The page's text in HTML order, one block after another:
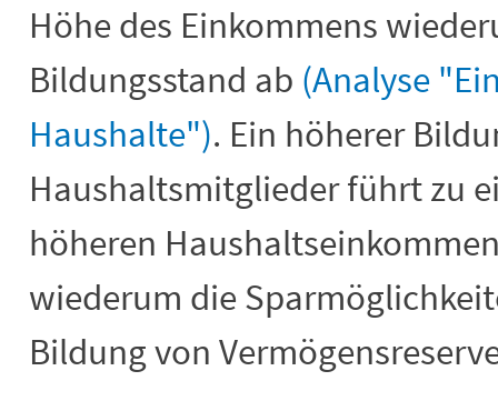
Höhe des Einkommens
Bildungsstand ab (Analyse
Haushalte"). Ein höherer
Haushaltsmitglieder führt zu
höheren
wiederum die
Bildung von